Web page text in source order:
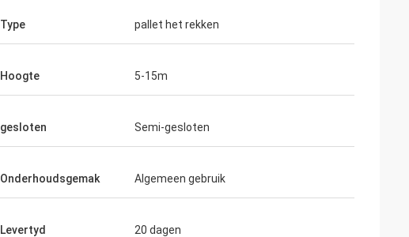
Type pallet het rekken
Hoogte 5-15m
gesloten Semi-gesloten
Onderhoudsgemak Algemeen gebruik
Levertyd 20 dagen